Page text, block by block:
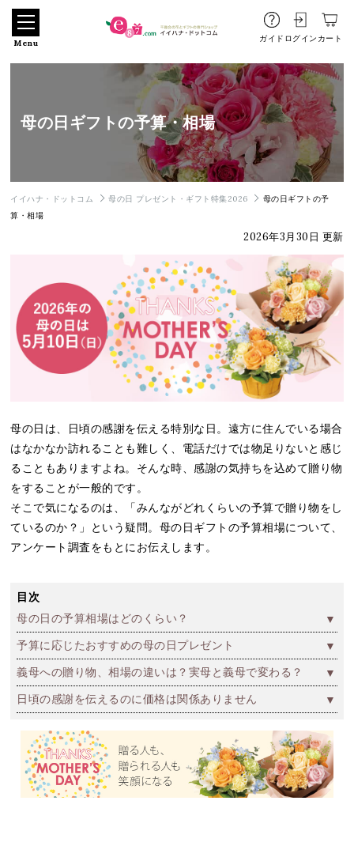
Menu ガイド ログイン カート
母の日ギフトの予算・相場
イイハナ・ドットコム 母の日 プレゼント・ギフト特集2026
母の日ギフトの予
算・相場
2026年3月30日 更新
母の日は、日頃の感謝を伝える特別な日。遠方に住んでいる場合
はなかなか訪れることも難しく、電話だけでは物足りないと感じ
ることもありますよね。そんな時、感謝の気持ちを込めて贈り物
をすることが一般的です。
そこで気になるのは、「みんながどれくらいの予算で贈り物をし
ているのか？」という疑問。母の日ギフトの予算相場について、
アンケート調査をもとにお伝えします。
目次
母の日の予算相場はどのくらい？
予算に応じたおすすめの母の日プレゼント
義母への贈り物、相場の違いは？実母と義母で変わる？
日頃の感謝を伝えるのに価格は関係ありません